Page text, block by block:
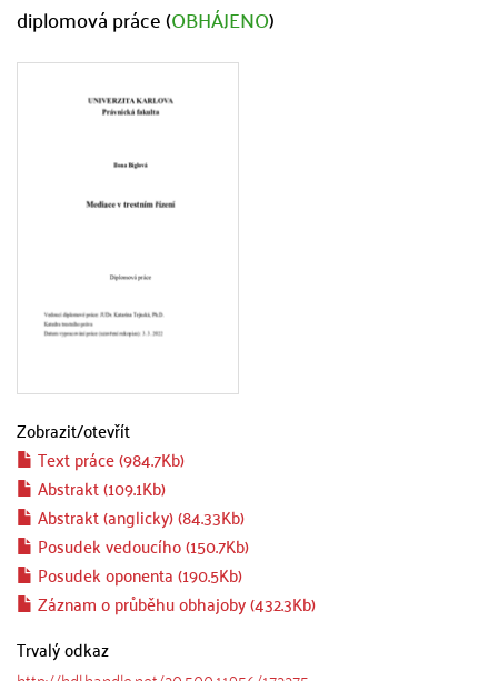
diplomová práce (OBHÁJENO)
Zobrazit/otevřít
Text práce (984.7Kb)
Abstrakt (109.1Kb)
Abstrakt (anglicky) (84.33Kb)
Posudek vedoucího (150.7Kb)
Posudek oponenta (190.5Kb)
Záznam o průběhu obhajoby (432.3Kb)
Trvalý odkaz